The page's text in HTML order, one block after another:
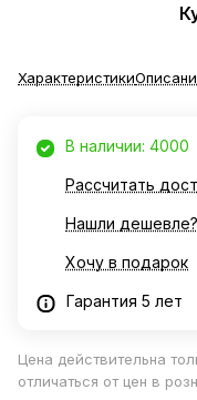
Характеристики
В наличии: 4000
Рассчитать
Нашли дешевле?
Хочу в подарок
Гарантия 5 лет
Цена действительна
отличаться от цен в